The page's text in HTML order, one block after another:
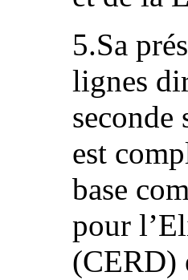
5.Sa
lignes
seconde
est
base
pour
(CERD)